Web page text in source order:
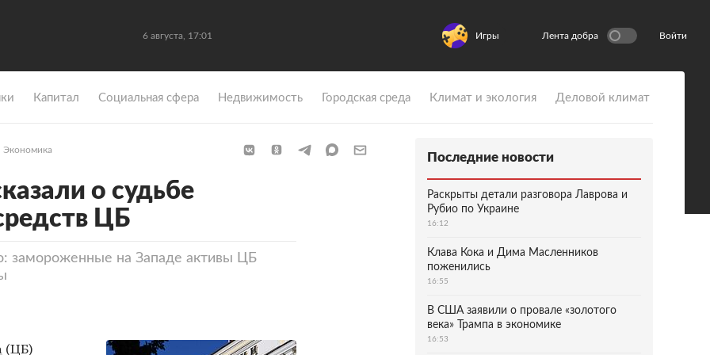
6 августа, 17:01 Игры Лента добра Войти
Капитал Социальная сфера Недвижимость Городская среда Климат и экология Деловой климат
Экономика
о судьбе
ЦБ
замороженные на Западе активы ЦБ
(ЦБ)
Последние новости
Раскрыты детали разговора Лаврова и
Рубио по Украине
16:12
Клава Кока и Дима Масленников
поженились
16:55
В США заявили о провале «золотого
века» Трампа в экономике
16:53